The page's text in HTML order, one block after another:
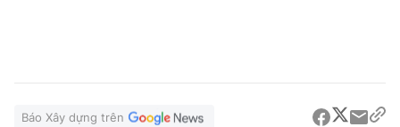
Báo Xây dựng trên